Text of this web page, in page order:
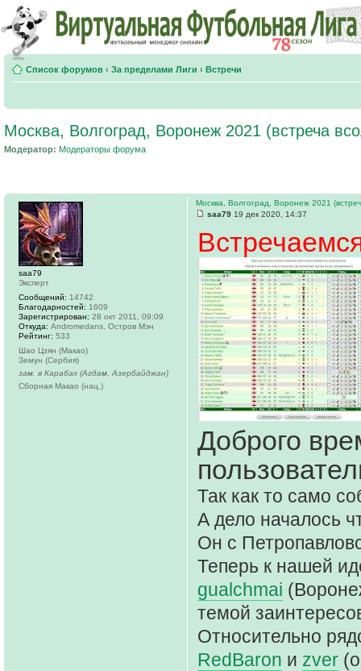
Список форумов ‹ За пределами Лиги ‹ Встречи
Москва, Волгоград, Воронеж 2021 (встреча
Модератор: Модераторы форума
Москва, Волгоград, Воронеж 2021
saa79 19 дек 2020, 14:37
Доброго
Так как то само
А дело началось
Он с
Теперь к нашей
gualchmai
темой
Относительно
RedBaron и zver
saa79
Эксперт
Сообщений: 14742
Благодарностей: 1609
Зарегистрирован: 28 окт 2011, 09:09
Откуда: Andromedans, Остров Мэн
Рейтинг: 533
Шао Цзян (Макао)
Земун (Сербия)
зам. в Карабах (Агдам, Азербайджан)
Сборная Макао (нац.)